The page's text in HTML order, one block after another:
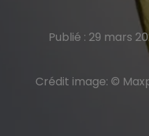
Publié : 29 mars
Crédit image: ©